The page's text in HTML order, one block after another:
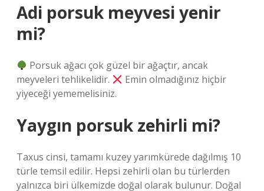
Adi porsuk meyvesi yenir
mi?
Porsuk ağacı çok güzel bir ağaçtır, ancak
meyveleri tehlikelidir.
Emin olmadığınız hiçbir
yiyeceği yememelisiniz.
Yaygın porsuk zehirli mi?
Taxus cinsi, tamamı kuzey yarımkürede dağılmış 10
türle temsil edilir. Hepsi zehirli olan bu türlerden
yalnızca biri ülkemizde doğal olarak bulunur. Doğal